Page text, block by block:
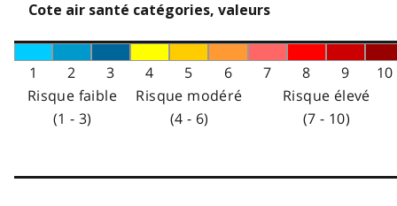
Cote air santé catégories, valeurs
1 2 3 4 5 6 7 8 9
10
Risque faible
(1 - 3)
Risque modéré
(4 - 6)
Risque élevé
(7 - 10)